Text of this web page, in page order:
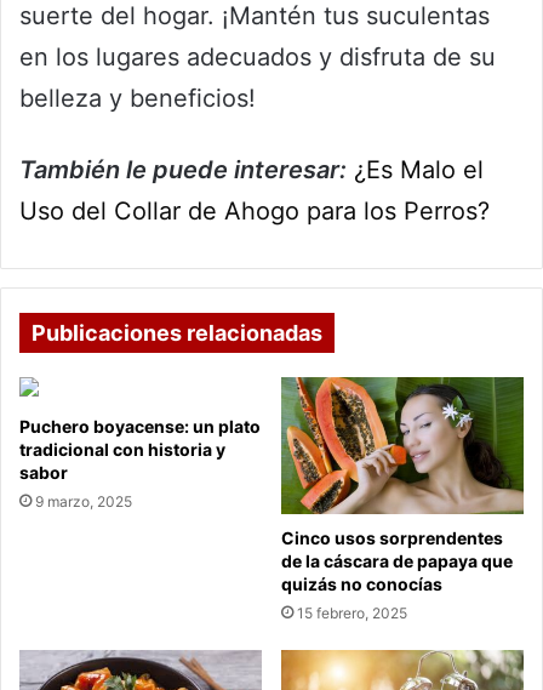
suerte del hogar. ¡Mantén tus suculentas
en los lugares adecuados y disfruta de su
belleza y beneficios!
También le puede interesar: ¿Es Malo el
Uso del Collar de Ahogo para los Perros?
Publicaciones relacionadas
Puchero boyacense: un plato
tradicional con historia y
sabor
9 marzo, 2025
Cinco usos sorprendentes
de la cáscara de papaya que
quizás no conocías
15 febrero, 2025